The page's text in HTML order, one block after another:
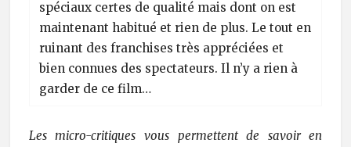
spéciaux certes de qualité mais dont on est
maintenant habitué et rien de plus. Le tout en
ruinant des franchises très appréciées et
bien connues des spectateurs. Il n’y a rien à
garder de ce film…
Les micro-critiques vous permettent de savoir en